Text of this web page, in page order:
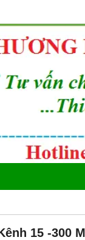
15 -300